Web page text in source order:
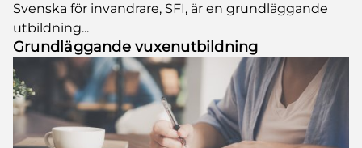
Svenska för invandrare, SFI, är en grundläggande
utbildning...
Grundläggande vuxenutbildning